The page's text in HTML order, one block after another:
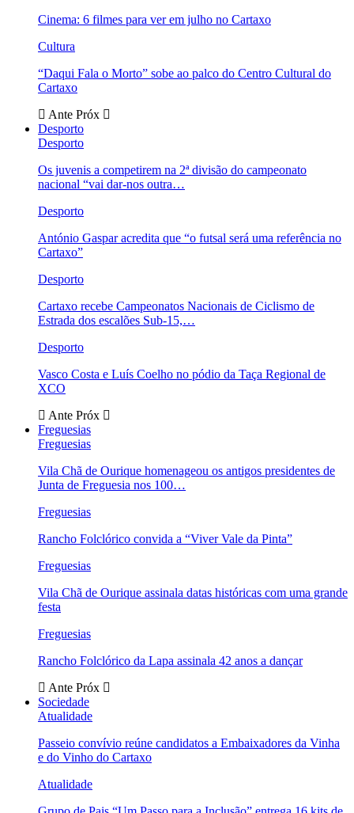
Cinema: 6 filmes para ver em julho no Cartaxo
Cultura
“Daqui Fala o Morto” sobe ao palco do Centro Cultural do
Cartaxo
Ante Próx
Desporto
Desporto
Os juvenis a competirem na 2ª divisão do campeonato
nacional “vai dar-nos outra…
Desporto
António Gaspar acredita que “o futsal será uma referência no
Cartaxo”
Desporto
Cartaxo recebe Campeonatos Nacionais de Ciclismo de
Estrada dos escalões Sub-15,…
Desporto
Vasco Costa e Luís Coelho no pódio da Taça Regional de
XCO
Ante Próx
Freguesias
Freguesias
Vila Chã de Ourique homenageou os antigos presidentes de
Junta de Freguesia nos 100…
Freguesias
Rancho Folclórico convida a “Viver Vale da Pinta”
Freguesias
Vila Chã de Ourique assinala datas históricas com uma grande
festa
Freguesias
Rancho Folclórico da Lapa assinala 42 anos a dançar
Ante Próx
Sociedade
Atualidade
Passeio convívio reúne candidatos a Embaixadores da Vinha
e do Vinho do Cartaxo
Atualidade